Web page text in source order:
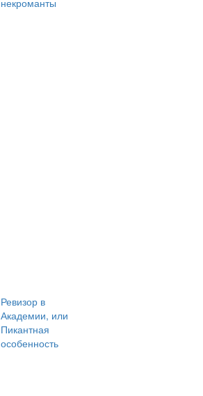
Ревизор в
Академии, или
Пикантная
особенность